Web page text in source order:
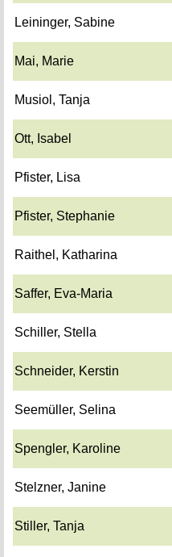
Lei­nin­ger, Sa­bi­ne
Mai, Marie
Mu­si­ol, Tanja
Ott, Isa­bel
Pfis­ter, Lisa
Pfis­ter, Ste­pha­nie
Rait­hel, Ka­tha­ri­na
Saf­fer, Eva-Ma­ria
Schil­ler, Stel­la
Schnei­der, Kers­tin
See­mül­ler, Se­li­na
Speng­ler, Ka­ro­li­ne
Stelz­ner, Ja­ni­ne
Stil­ler, Tanja